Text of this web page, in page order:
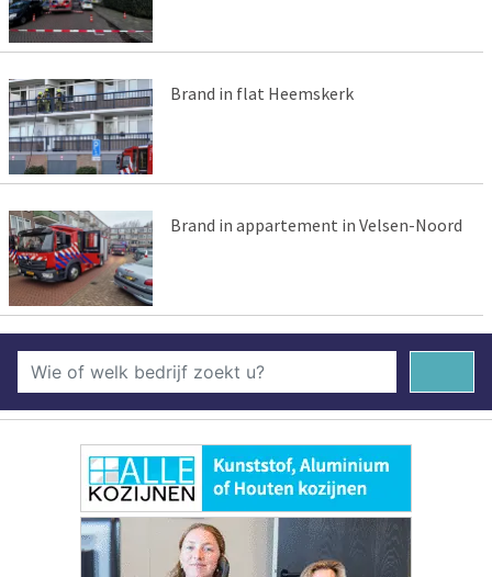
Brand in flat Heemskerk
Brand in appartement in Velsen-Noord